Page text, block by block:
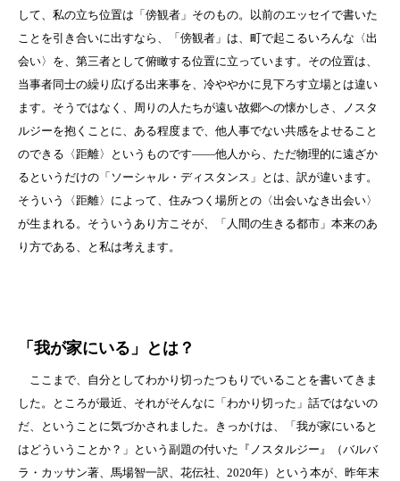
して、私の立ち位置は「傍観者」そのもの。以前のエッセイで書いた
ことを引き合いに出すなら、「傍観者」は、町で起こるいろんな〈出
会い〉を、第三者として俯瞰する位置に立っています。その位置は、
当事者同士の繰り広げる出来事を、冷ややかに見下ろす立場とは違い
ます。そうではなく、周りの人たちが遠い故郷への懐かしさ、ノスタ
ルジーを抱くことに、ある程度まで、他人事でない共感をよせること
のできる〈距離〉というものです――他人から、ただ物理的に遠ざか
るというだけの「ソーシャル・ディスタンス」とは、訳が違います。
そういう〈距離〉によって、住みつく場所との〈出会いなき出会い〉
が生まれる。そういうあり方こそが、「人間の生きる都市」本来のあ
り方である、と私は考えます。
「我が家にいる」とは？
ここまで、自分としてわかり切ったつもりでいることを書いてきま
した。ところが最近、それがそんなに「わかり切った」話ではないの
だ、ということに気づかされました。きっかけは、「我が家にいると
はどういうことか？」という副題の付いた『ノスタルジー』（バルバ
ラ・カッサン著、馬場智一訳、花伝社、2020年）という本が、昨年末